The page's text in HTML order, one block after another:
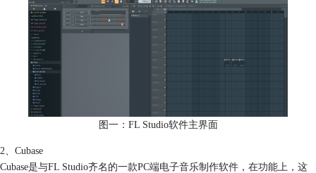
图一：FL Studio软件主界面
2、Cubase
Cubase是与FL Studio齐名的一款PC端电子音乐制作软件，在功能上，这